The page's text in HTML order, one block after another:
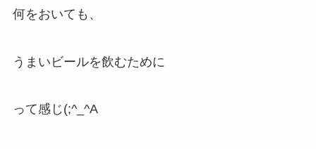
何をおいても、
うまいビールを飲むために
って感じ(;^_^A